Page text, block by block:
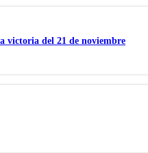
victoria del 21 de noviembre